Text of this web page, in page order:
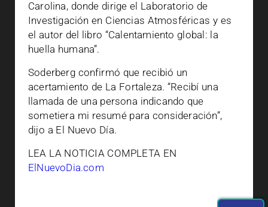
Carolina, donde dirige el Laboratorio de
Investigación en Ciencias Atmosféricas y es
el autor del libro “Calentamiento global: la
huella humana”.
Soderberg confirmó que recibió un
acertamiento de La Fortaleza. “Recibí una
llamada de una persona indicando que
sometiera mi resumé para consideración”,
dijo a El Nuevo Día.
LEA LA NOTICIA COMPLETA EN
ElNuevoDia.com